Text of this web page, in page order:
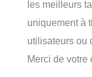
les meilleurs
uniquement à
utilisateurs ou
Merci de votre